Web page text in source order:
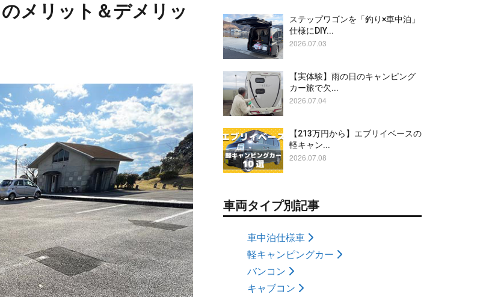
メリット＆デメリッ
ステップワゴンを「釣り×車中泊」
仕様にDIY...
2026.07.03
【実体験】雨の日のキャンピング
カー旅で欠...
2026.07.04
【213万円から】エブリイベースの
軽キャン...
2026.07.08
車両タイプ別記事
車中泊仕様車
軽キャンピングカー
バンコン
キャブコン